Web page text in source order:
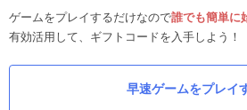
ゲームをプレイするだけなので誰でも簡単に
有効活用して、ギフトコードを入手しよう！
早速ゲームをプレイ